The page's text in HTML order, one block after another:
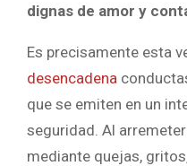
dignas de amor y
Es precisamente esta
desencadena
que se emiten en un
seguridad. Al
mediante quejas,